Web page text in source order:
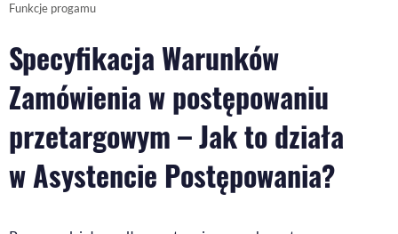
Funkcje progamu
Specyfikacja Warunków
Zamówienia w postępowaniu
przetargowym – Jak to działa
w Asystencie Postępowania?